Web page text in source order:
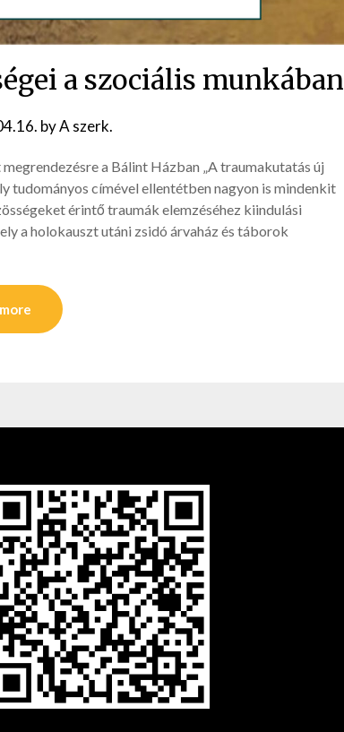
a szociális munkában
byA szerk.
a Bálint Házban „A traumakutatás új
tudományos címével ellentétben nagyon is mindenkit
érintő traumák elemzéséhez kiindulási
a holokauszt utáni zsidó árvaház és táborok